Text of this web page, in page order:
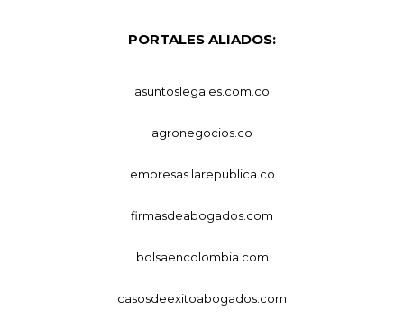
PORTALES ALIADOS:
asuntoslegales.com.co
agronegocios.co
empresas.larepublica.co
firmasdeabogados.com
bolsaencolombia.com
casosdeexitoabogados.com